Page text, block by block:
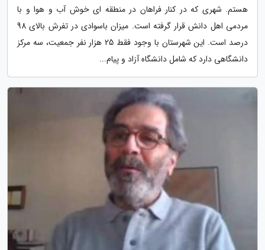
هستم. شهری که در کنار فراهان در منطقه ای خوش آب و هوا و با
مردمی اهل دانش قرار گرفته است. میزان باسوادی در تفرش بالای 98
درصد است. این شهرستان با وجود فقط 25 هزار نفر جمعیت، سه مرکز
دانشگاهی دارد که شامل دانشگاه آزاد و پیام...